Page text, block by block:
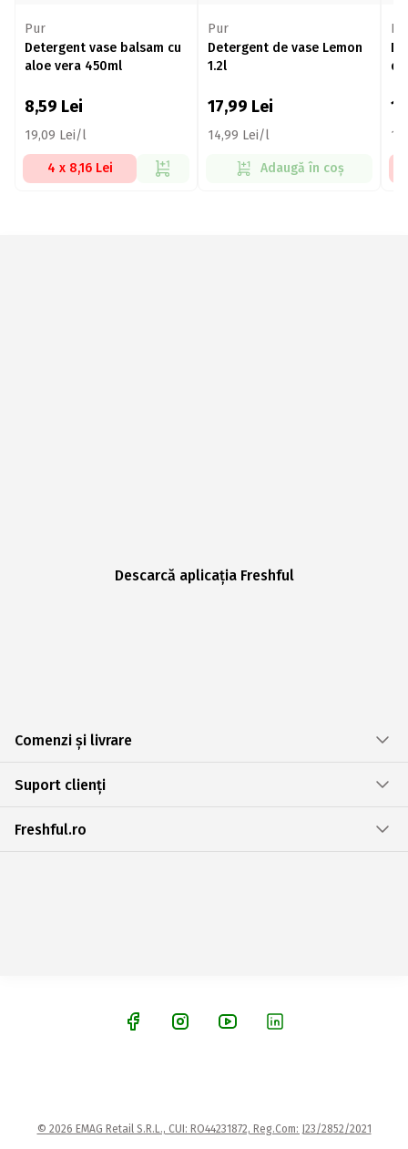
Pur
Detergent vase balsam cu
aloe vera 450ml
8,59 Lei
19,09 Lei/l
4 x 8,16 Lei
Pur
Detergent de vase Lemon
1.2l
17,99 Lei
14,99 Lei/l
Adaugă în coș
Descarcă aplicația Freshful
Comenzi și livrare
Suport clienți
Freshful.ro
© 2026 EMAG Retail S.R.L., CUI: RO44231872, Reg.Com: J23/2852/2021